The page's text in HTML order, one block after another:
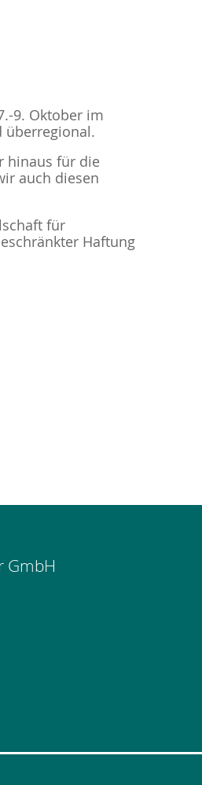
9. Oktober im
überregional.
hinaus für die
auch diesen
für
Haftung
GmbH